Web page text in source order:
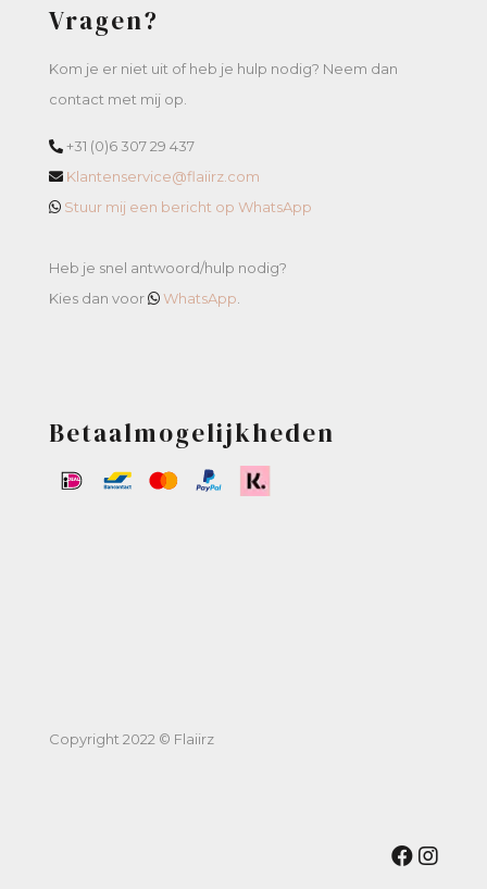
Vragen?
Kom je er niet uit of heb je hulp nodig? Neem dan
contact met mij op.
+31 (0)6 307 29 437
Klantenservice@flaiirz.com
Stuur mij een bericht op WhatsApp
Heb je snel antwoord/hulp nodig?
Kies dan voor
WhatsApp
Betaalmogelijkheden
Copyright 2022 © Flaiirz